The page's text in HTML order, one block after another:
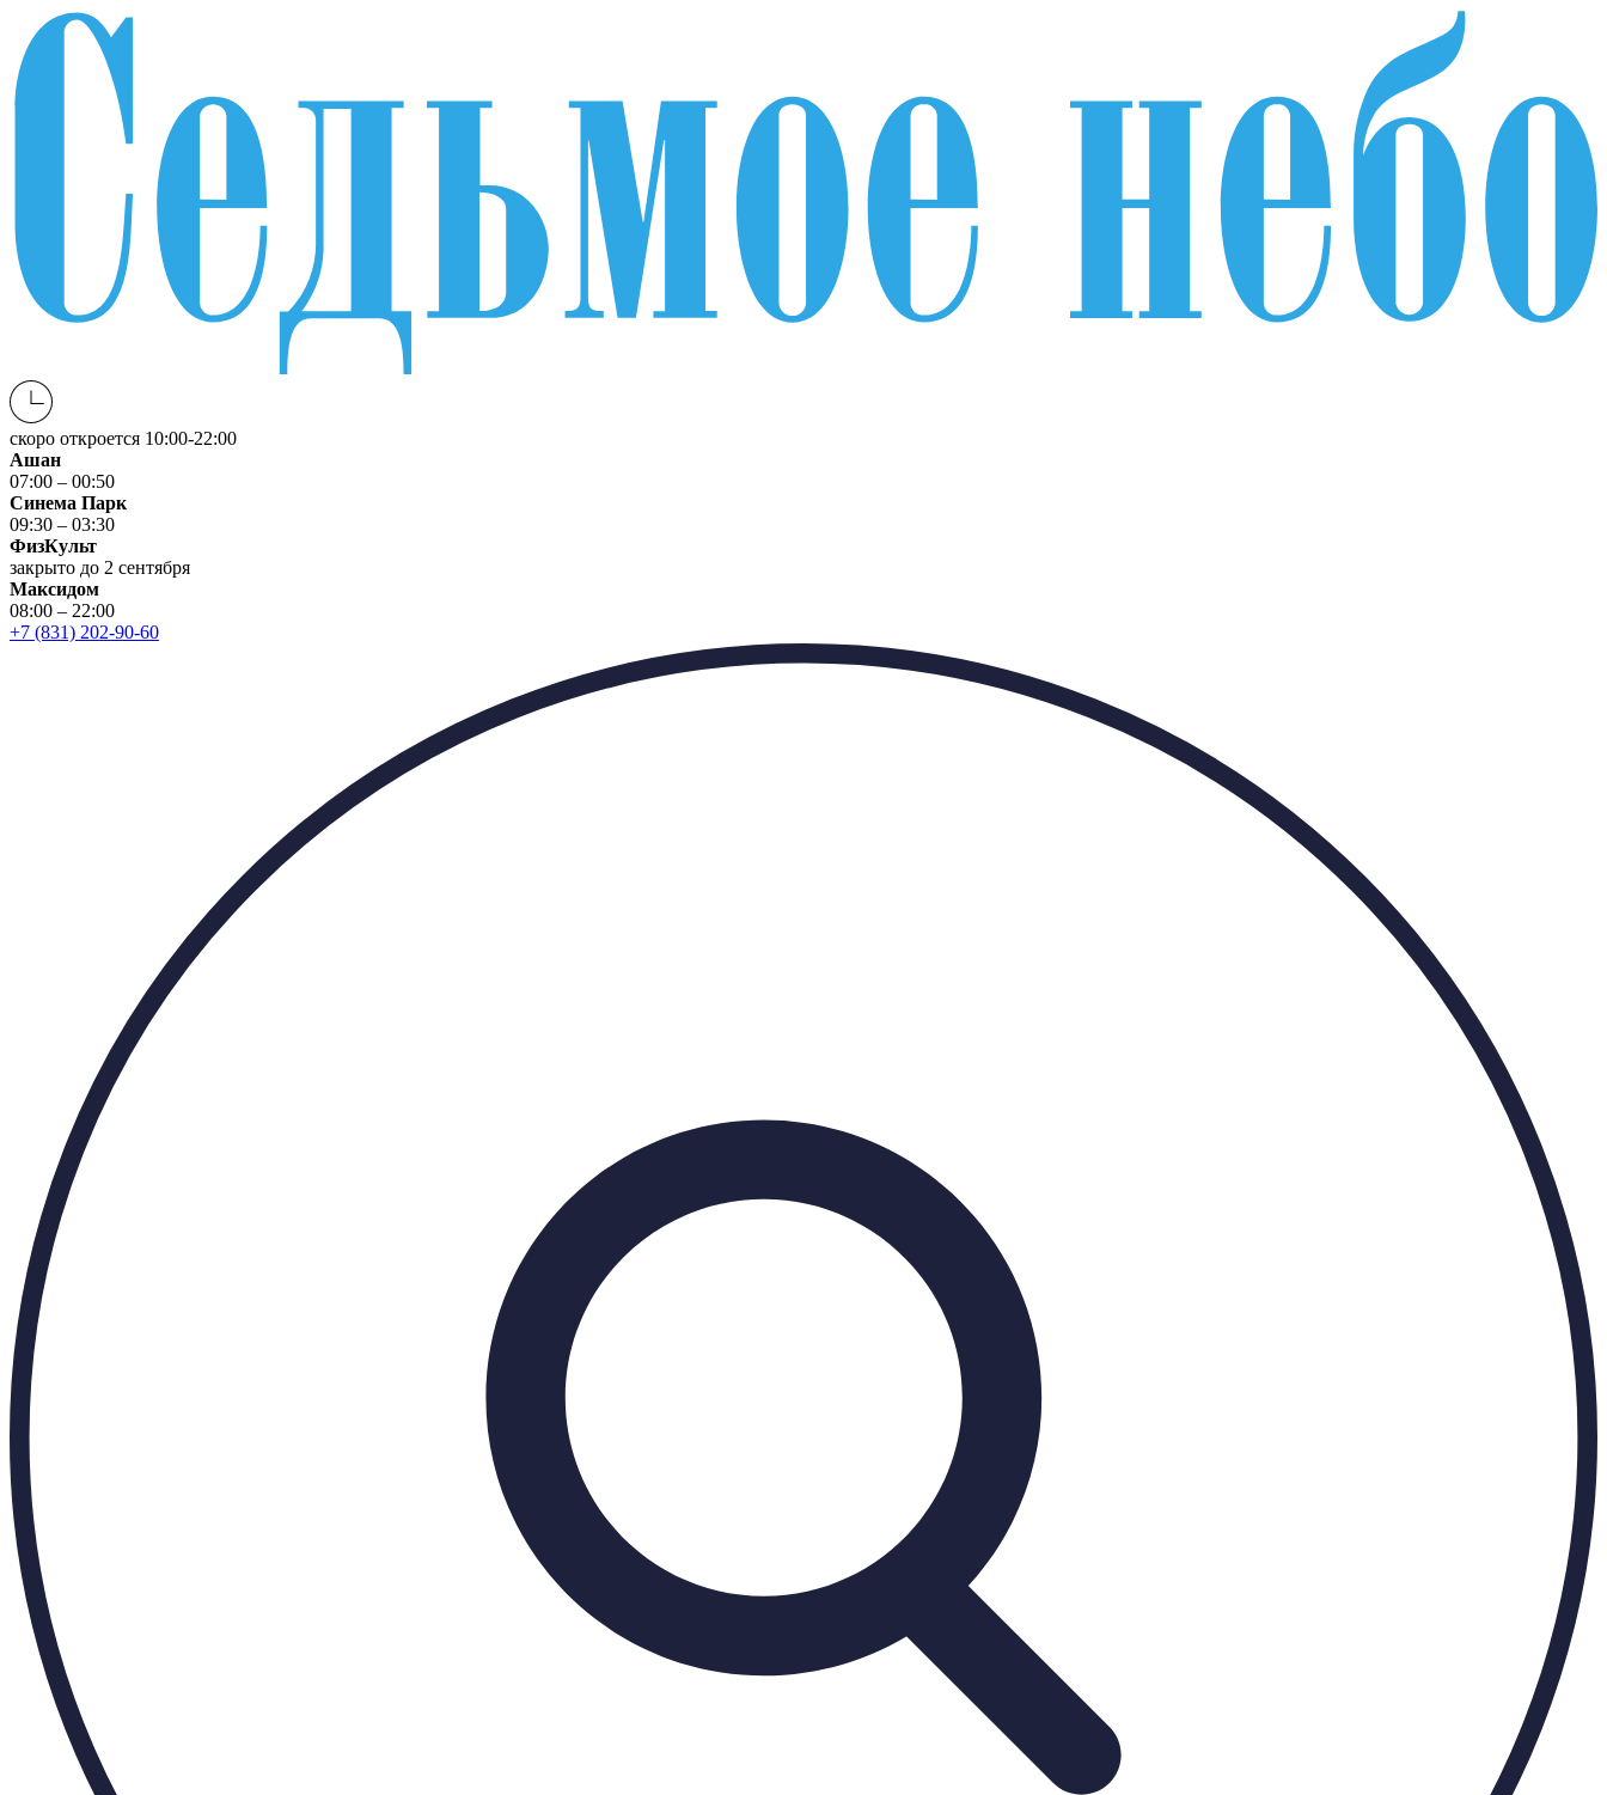
скоро откроется 10:00-22:00
Ашан
07:00 – 00:50
Синема Парк
09:30 – 03:30
ФизКульт
закрыто до 2 сентября
Максидом
08:00 – 22:00
+7 (831) 202-90-60